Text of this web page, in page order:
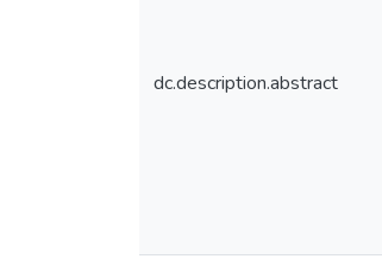
dc.description.abstract